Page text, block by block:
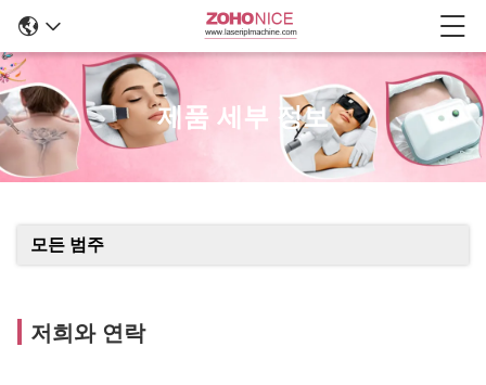
제품 세부 정보
모든 범주
저희와 연락